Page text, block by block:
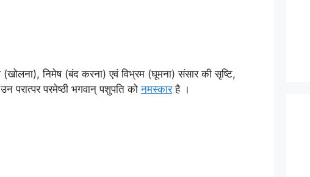
निमेष (बंद करना) एवं विभ्रम (घूमना) संसार की सृष्टि,
परात्पर परमेष्ठी भगवान् पशुपति कोनमस्कारहै ।